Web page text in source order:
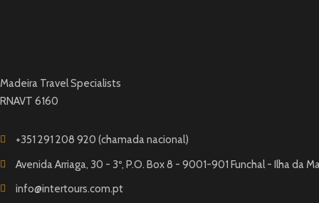
Madeira Travel Specialists
RNAVT 6160
+351 291 208 920 (chamada nacional)
Avenida Arriaga, 30 - 3º, P.O. Box 8 - 9001-901 Funchal - Ilha da
info@intertours.com.pt